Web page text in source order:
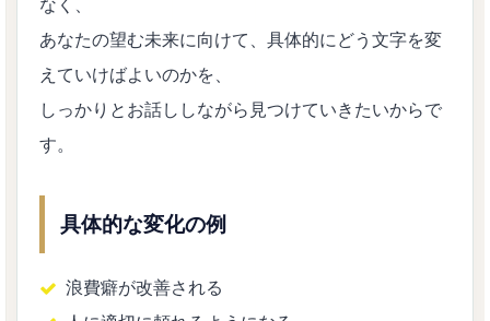
なく、
あなたの望む未来に向けて、具体的にどう文字を変
えていけばよいのかを、
しっかりとお話ししながら見つけていきたいからで
す。
具体的な変化の例
浪費癖が改善される